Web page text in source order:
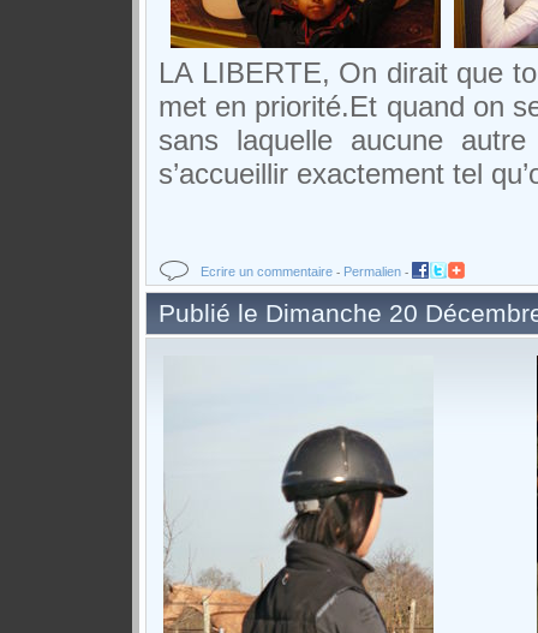
LA LIBERTE, On dirait que
met en priorité.Et quand on
sans laquelle aucune
s’accueillir exactement tel
Ecrire un commentaire - Permalien -
Publié le Dimanche 20